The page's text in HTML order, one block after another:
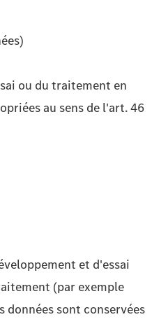
ou du traitement en
au sens de l'art. 46
et d'essai
(par exemple
sont conservées